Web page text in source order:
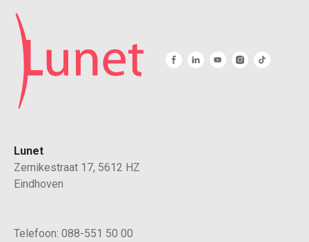
Lunet
Zernikestraat 17, 5612 HZ
Eindhoven
Telefoon: 088-551 50 00